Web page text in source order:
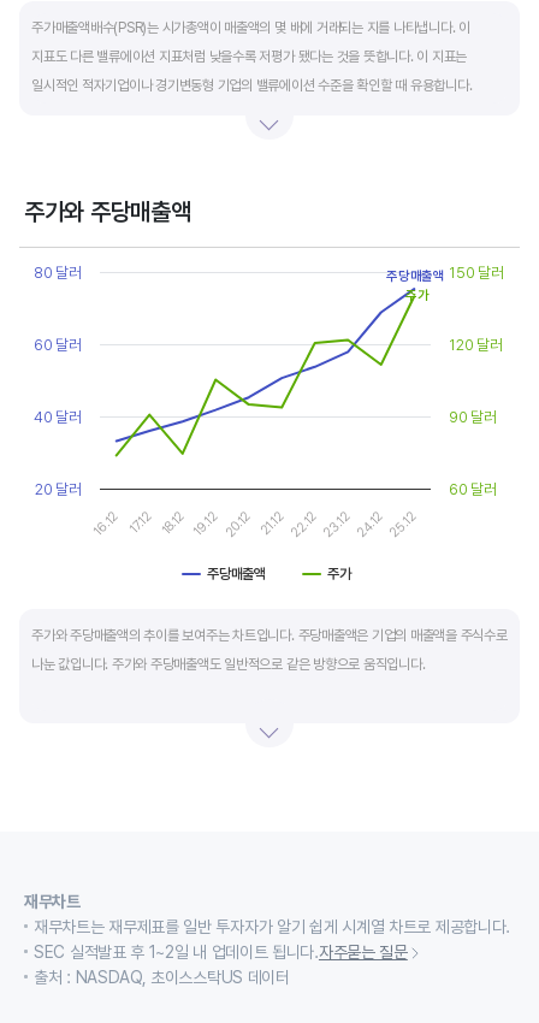
주가매출액배수(PSR)는 시가총액이 매출액의 몇 배에 거래되는 지를 나타냅니다. 이
지표도 다른 밸류에이션 지표처럼 낮을수록 저평가 됐다는 것을 뜻합니다. 이 지표는
일시적인 적자기업이나 경기변동형 기업의 밸류에이션 수준을 확인할 때 유용합니다.
주가와 주당매출액
Chart
Line chart with 2 lines.
The chart has 1 X axis displaying categories.
The chart has 2 Y axes displaying values, and values.
주당매출액 주가
16.12 17.12 18.12 19.12 20.12 21.12 22.12 23.12 24.12 25.12
20 달러
40 달러
60 달러
80 달러
60 달러
90 달러
120 달러
150 달러
주당매출액
주가
주가와 주당매출액의 추이를 보여주는 차트입니다. 주당매출액은 기업의 매출액을 주식수로
나눈 값입니다. 주가와 주당매출액도 일반적으로 같은 방향으로 움직입니다.
재무차트
재무차트는 재무제표를 일반 투자자가 알기 쉽게 시계열 차트로 제공합니다.
SEC 실적발표 후 1~2일 내 업데이트 됩니다.자주묻는 질문
출처 : NASDAQ, 초이스스탁US 데이터